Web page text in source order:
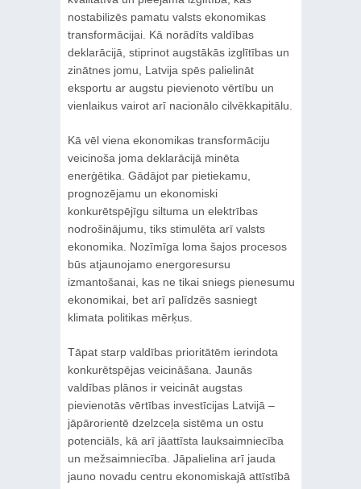
nostabilizēs pamatu valsts ekonomikas
transformācijai. Kā norādīts valdības
deklarācijā, stiprinot augstākās izglītības un
zinātnes jomu, Latvija spēs palielināt
eksportu ar augstu pievienoto vērtību un
vienlaikus vairot arī nacionālo cilvēkkapitālu.
Kā vēl viena ekonomikas transformāciju
veicinoša joma deklarācijā minēta
enerģētika. Gādājot par pietiekamu,
prognozējamu un ekonomiski
konkurētspējīgu siltuma un elektrības
nodrošinājumu, tiks stimulēta arī valsts
ekonomika. Nozīmīga loma šajos procesos
būs atjaunojamo energoresursu
izmantošanai, kas ne tikai sniegs pienesumu
ekonomikai, bet arī palīdzēs sasniegt
klimata politikas mērķus.
Tāpat starp valdības prioritātēm ierindota
konkurētspējas veicināšana. Jaunās
valdības plānos ir veicināt augstas
pievienotās vērtības investīcijas Latvijā –
jāpārorientē dzelzceļa sistēma un ostu
potenciāls, kā arī jāattīsta lauksaimniecība
un mežsaimniecība. Jāpalielina arī jauda
jauno novadu centru ekonomiskajā attīstībā